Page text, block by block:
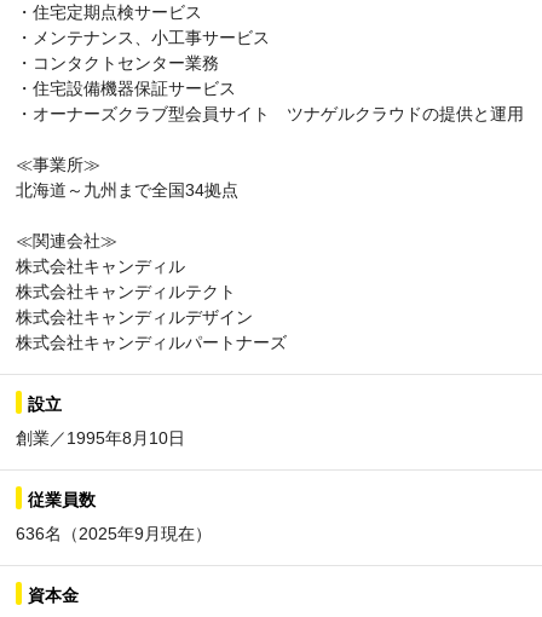
・住宅定期点検サービス
・メンテナンス、小工事サービス
・コンタクトセンター業務
・住宅設備機器保証サービス
・オーナーズクラブ型会員サイト ツナゲルクラウドの提供と運用
≪事業所≫
北海道～九州まで全国34拠点
≪関連会社≫
株式会社キャンディル
株式会社キャンディルテクト
株式会社キャンディルデザイン
株式会社キャンディルパートナーズ
設立
創業／1995年8月10日
従業員数
636名（2025年9月現在）
資本金